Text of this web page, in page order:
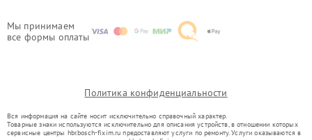
Мы принимаем
все формы оплаты
Политика конфиденциальности
Вся информация на сайте носит исключительно справочный характер.
Товарные знаки используются исключительно для описания устройств, в отношении которых
сервисные центры hbr.bosch-fixim.ru предоставляют услуги по ремонту. Услуги оказываются в